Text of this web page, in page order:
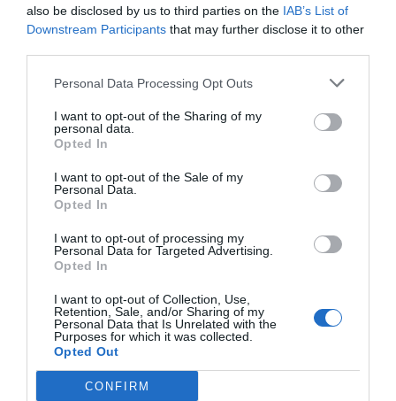
also be disclosed by us to third parties on the IAB’s List of
Downstream Participants that may further disclose it to other
Personal Data Processing Opt Outs
I want to opt-out of the Sharing of my
personal data.
Opted In
I want to opt-out of the Sale of my
Personal Data.
Opted In
I want to opt-out of processing my
Personal Data for Targeted Advertising.
Opted In
I want to opt-out of Collection, Use,
Retention, Sale, and/or Sharing of my
Personal Data that Is Unrelated with the
Purposes for which it was collected.
Opted Out
CONFIRM
el mateix que fan servir mitjans similars com
cobreix totes les fonts. A més, et parla del biaix de
la font en general, però no del biaix en un tema
concret o una regió concreta”. És per aquesta raó
dominis més fort” que inclogui les variables
temàtiques i regionals, a més a més de
l’alineament polític general, i que també tingui en
compte un volum més gran de mitjans.
Counter View indicarà els
biaixos polítics, regionals i
temàtics de les fonts que